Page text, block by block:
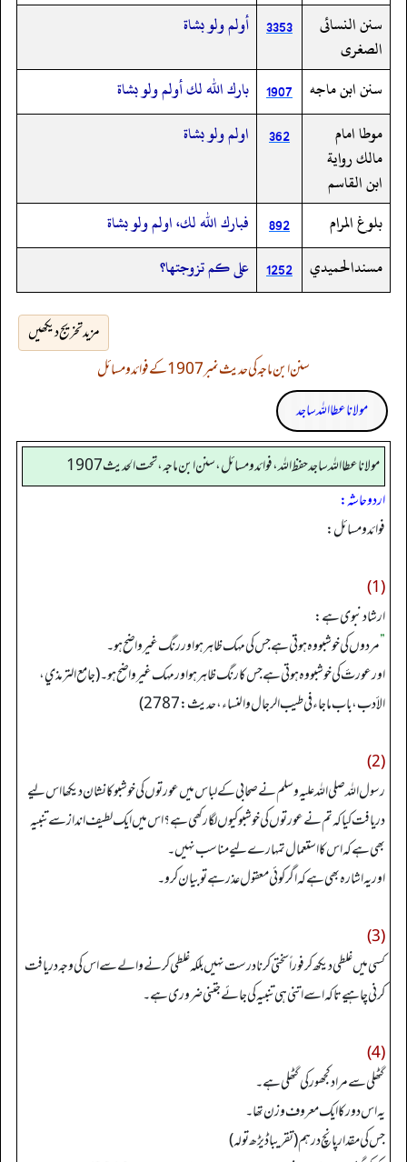
سنن النسائى
الصغرى
3353 أولم ولو بشاة
سنن ابن ماجه 1907 بارك الله لك أولم ولو بشاة
موطا امام
مالك رواية
ابن القاسم
362 اولم ولو بشاة
بلوغ المرام 892
‏‏‏‏فبارك الله لك،‏‏‏‏ اولم ولو بشاة
مسندالحميدي 1252 على كم تزوجتها؟
مزید تخریج دیکھیں
سنن ابن ماجہ کی حدیث نمبر 1907 کے فوائد و مسائل
مولانا عطا اللہ ساجد
مولانا عطا الله ساجد حفظ الله، فوائد و مسائل، سنن ابن ماجه، تحت الحديث1907
اردو حاشہ:
فوائد ومسائل:
(1)
ارشاد نبوی ہے:
”مردوں کی خوشبو وہ ہوتی ہے جس کی مہک ظاہر ہو اور رنگ غیر واضح ہو۔
اور عورتٔ کی خوشبو وہ ہوتی ہے جس کا رنگ ظاہر ہو اور مہک غیر واضح ہو۔ (جامع الترمذي،
الأدب، باب ماجاء فی طیب الرجال والنساء، حدیث: 2787)
(2)
رسول اللہ صلی اللہ علیہ وسلم نے صحابی کے لباس میں عورتوں کی خوشبو کا نشان دیکھا اس لیے
دریافت کیا کہ تم نے عورتوں کی خوشبو کیوں لگا رکھی ہے؟ اس میں ایک لطیف انداز سے تنبیہ
بھی ہے کہ اس کا استعمال تمہارے لیے مناسب نہیں۔
اور یہ اشارہ بھی ہے کہ اگر کوئی معقول عذر ہے تو بیان کرو۔
(3)
کسی میں غلطی دیکھ کر فوراً سختی کرنا درست نہیں بلکہ غلطی کرنے والے سے اس کی وجہ دریافت
کرنی چاہیے تاکہ اسے اتنی ہی تنبیہ کی جائے جتنی ضروری ہے۔
(4)
گٹھلی سے مراد کجھور کی گٹھلی ہے۔
یہ اس دور کا ایک معروف وزن تھا۔
جس کی مقدار پانچ درہم (تقریبا ڈیڑھ تولہ)